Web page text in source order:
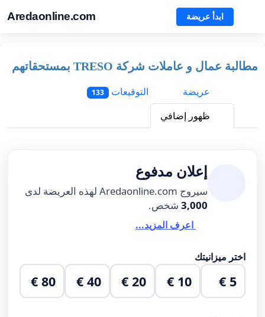
Aredaonline.com ابدأ عريضة
مطالبة عمال و عاملات شركة TRESO بمستحقاتهم
عريضة
التوقيعات 133
ظهور إضافي
إعلان مدفوع
سيروج Aredaonline.com لهذه العريضة لدى
3,000 شخص.
اعرف المزيد...
اختر ميزانيتك
5 €
10 €
20 €
40 €
80 €